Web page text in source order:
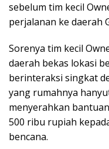
sebelum tim kecil
perjalanan ke daerah
Sorenya tim kecil
daerah bekas lokasi
berinteraksi singkat
yang rumahnya
menyerahkan
500 ribu rupiah
bencana.